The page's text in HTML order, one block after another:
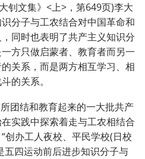
钊文集》<上>，第649页)李大
分子与工农结合对中国革命和
同时也表明了共产主义知识分
方只做启蒙者、教育者而另一
关系，而是两方相互学习、相
的关系。
团结和教育起来的一大批共产
实践中探索着走与工农相结合
创办工人夜校、平民学校(日校
四运动前后进步知识分子与